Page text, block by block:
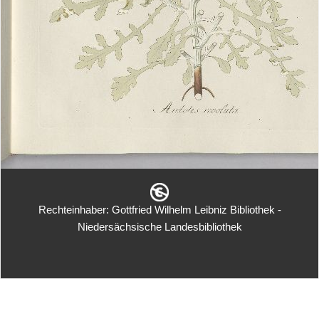
Rechteinhaber: Gottfried Wilhelm Leibniz Bibliothek -
Niedersächsische Landesbibliothek